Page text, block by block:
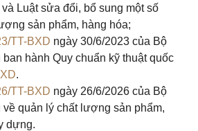
Luật sửa đổi, bổ sung một số
sản phẩm, hàng hóa;
TT-BXD ngày 30/6/2023 của Bộ
hành Quy chuẩn kỹ thuật quốc
.
TT-BXD ngày 26/6/2026 của Bộ
quản lý chất lượng sản phẩm,
dựng.